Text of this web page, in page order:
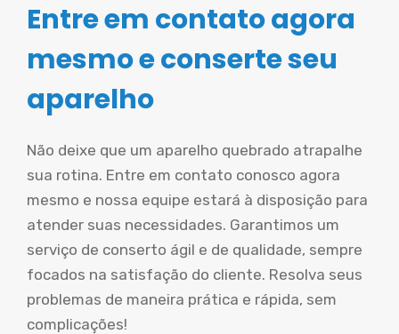
Entre em contato agora
mesmo e conserte seu
aparelho
Não deixe que um aparelho quebrado atrapalhe
sua rotina. Entre em contato conosco agora
mesmo e nossa equipe estará à disposição para
atender suas necessidades. Garantimos um
serviço de conserto ágil e de qualidade, sempre
focados na satisfação do cliente. Resolva seus
problemas de maneira prática e rápida, sem
complicações!